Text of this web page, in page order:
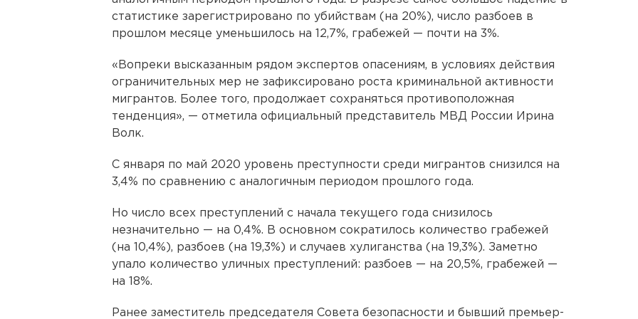
статистике зарегистрировано по убийствам (на 20%), число разбоев в
прошлом месяце уменьшилось на 12,7%, грабежей — почти на 3%.
«Вопреки высказанным рядом экспертов опасениям, в условиях действия
ограничительных мер не зафиксировано роста криминальной активности
мигрантов. Более того, продолжает сохраняться противоположная
тенденция», — отметила официальный представитель МВД России Ирина
Волк.
С января по май 2020 уровень преступности среди мигрантов снизился на
3,4% по сравнению с аналогичным периодом прошлого года.
Но число всех преступлений с начала текущего года снизилось
незначительно — на 0,4%. В основном сократилось количество грабежей
(на 10,4%), разбоев (на 19,3%) и случаев хулиганства (на 19,3%). Заметно
упало количество уличных преступлений: разбоев — на 20,5%, грабежей —
на 18%.
Ранее заместитель председателя Совета безопасности и бывший премьер-